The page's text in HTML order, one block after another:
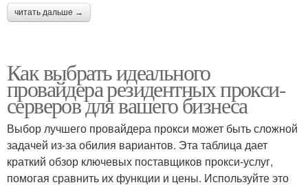
читать дальше →
Как выбрать идеального
провайдера резидентных прокси-
серверов для вашего бизнеса
Выбор лучшего провайдера прокси может быть сложной
задачей из-за обилия вариантов. Эта таблица дает
краткий обзор ключевых поставщиков прокси-услуг,
помогая сравнить их функции и цены. Используйте это